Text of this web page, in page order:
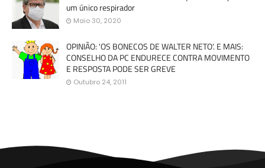
um único respirador
Maio 30, 2020
OPINIÃO: 'OS BONECOS DE WALTER NETO'. E MAIS:
CONSELHO DA PC ENDURECE CONTRA MOVIMENTO
E RESPOSTA PODE SER GREVE
Outubro 24, 2011